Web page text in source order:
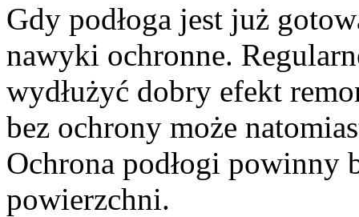
Gdy podłoga jest już
nawyki ochronne.
wydłużyć dobry efekt
bez ochrony może
Ochrona podłogi powinny
powierzchni.